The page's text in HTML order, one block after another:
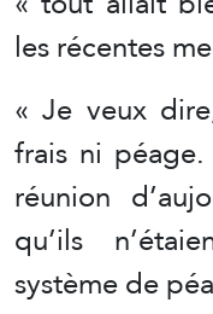
les récentes
« Je veux
frais ni
réunion
qu’ils
système de